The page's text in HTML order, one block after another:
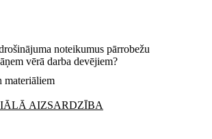
noteikumus pārrobežu
vērā darba devējiem?
materiāliem
AIZSARDZĪBA